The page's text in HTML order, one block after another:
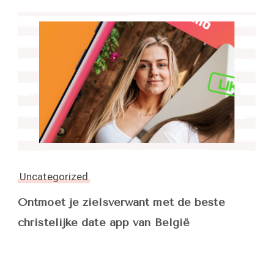
Uncategorized
Ontmoet je zielsverwant met de beste
christelijke date app van België